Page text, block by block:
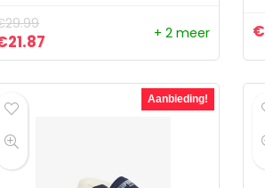
29.99
prijs was: €29.99.
21.87 Huidige prijs is: €21.87.
+ 2 meer €
Aanbieding!